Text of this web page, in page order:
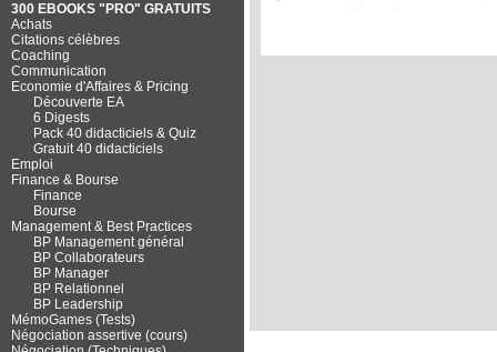
300 EBOOKS "PRO" GRATUITS
Achats
Citations célèbres
Coaching
Communication
Economie d'Affaires & Pricing
Découverte EA
6 Digests
Pack 40 didacticiels & Quiz
Gratuit 40 didacticiels
Emploi
Finance & Bourse
Finance
Bourse
Management & Best Practices
BP Management général
BP Collaborateurs
BP Manager
BP Relationnel
BP Leadership
MémoGames (Tests)
Négociation assertive (cours)